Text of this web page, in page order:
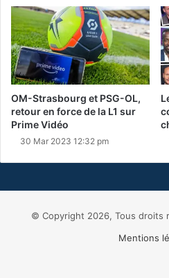
OM-Strasbourg et PSG-OL,
retour en force de la L1 sur
Prime Vidéo
30 Mar 2023 12:32 pm
© Copyright 2026, Tous droits
Mentions